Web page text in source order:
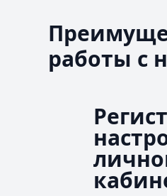
работы с